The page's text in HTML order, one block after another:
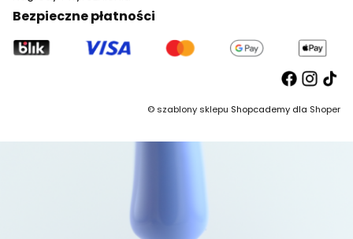
Bezpieczne płatności
©szablony sklepu Shopcademy dla Shoper